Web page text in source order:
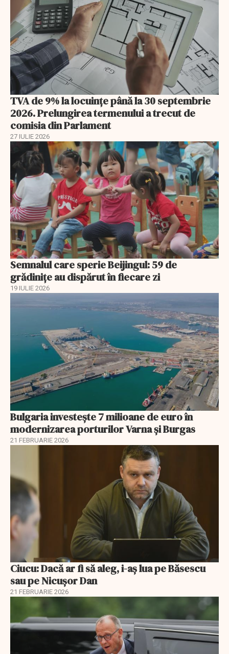
TVA de 9% la locuințe până la 30 septembrie
2026. Prelungirea termenului a trecut de
comisia din Parlament
27 IULIE 2026
Semnalul care sperie Beijingul: 59 de
grădinițe au dispărut în fiecare zi
19 IULIE 2026
Bulgaria investește 7 milioane de euro în
modernizarea porturilor Varna și Burgas
21 FEBRUARIE 2026
Ciucu: Dacă ar fi să aleg, i-aș lua pe Băsescu
sau pe Nicușor Dan
21 FEBRUARIE 2026